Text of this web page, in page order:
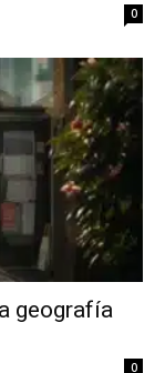
0
geografía
0